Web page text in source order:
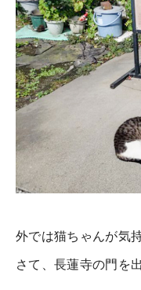
外では猫ちゃんが気
さて、長蓮寺の門を